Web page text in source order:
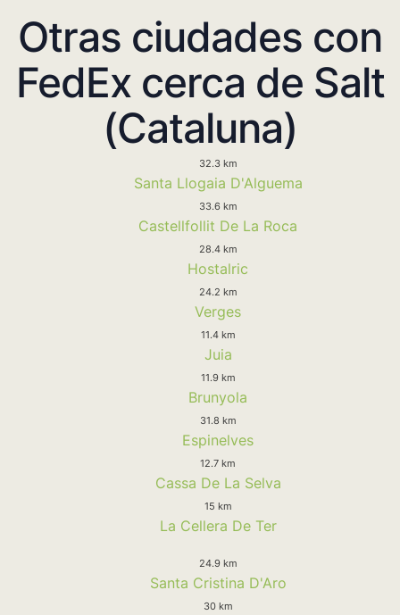
Otras ciudades con
FedEx cerca de Salt
(Cataluna)
32.3 km
Santa Llogaia D'Alguema
33.6 km
Castellfollit De La Roca
28.4 km
Hostalric
24.2 km
Verges
11.4 km
Juia
11.9 km
Brunyola
31.8 km
Espinelves
12.7 km
Cassa De La Selva
15 km
La Cellera De Ter
24.9 km
Santa Cristina D'Aro
30 km